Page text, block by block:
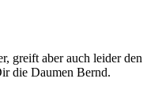
greift aber auch leider den
die Daumen Bernd.